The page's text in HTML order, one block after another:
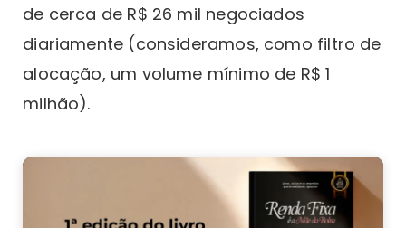
de cerca de R$ 26 mil negociados
diariamente (consideramos, como filtro de
alocação, um volume mínimo de R$ 1
milhão).